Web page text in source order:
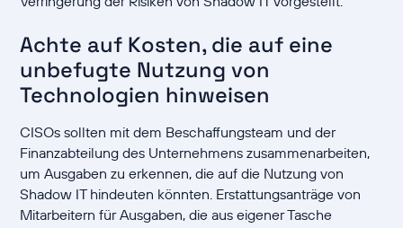
Achte auf Kosten, die auf eine
unbefugte Nutzung von
Technologien hinweisen
CISOs sollten mit dem Beschaffungsteam und der
Finanzabteilung des Unternehmens zusammenarbeiten,
um Ausgaben zu erkennen, die auf die Nutzung von
Shadow IT hindeuten könnten. Erstattungsanträge von
Mitarbeitern für Ausgaben, die aus eigener Tasche